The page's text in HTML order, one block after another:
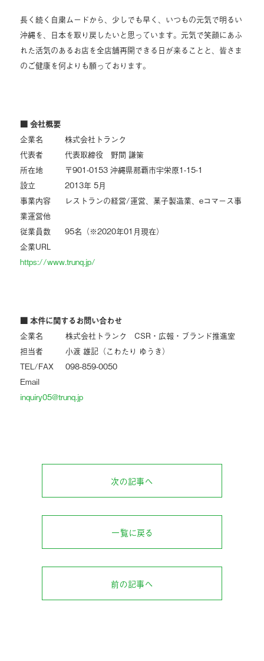
長く続く自粛ムードから、少しでも早く、いつもの元気で明るい
沖縄を、日本を取り戻したいと思っています。元気で笑顔にあふ
れた活気のあるお店を全店舗再開できる日が来ることと、皆さま
のご健康を何よりも願っております。
■ 会社概要
企業名 株式会社トランク
代表者 代表取締役 野間 謙策
所在地 〒901-0153 沖縄県那覇市宇栄原1-15-1
設立 2013年 5月
事業内容 レストランの経営/運営、菓子製造業、eコマース事
業運営他
従業員数 95名（※2020年01月現在）
企業URL
https://www.trunq.jp/
■ 本件に関するお問い合わせ
企業名 株式会社トランク CSR・広報・ブランド推進室
担当者 小渡 雄記（こわたり ゆうき）
TEL/FAX 098-859-0050
Email
inquiry05@trunq.jp
次の記事へ
一覧に戻る
前の記事へ